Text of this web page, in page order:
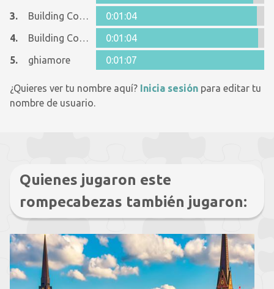
3.
Building Code Guru
0:01:04
4.
Building Code Guru
0:01:04
5.
ghiamore 0:01:07
¿Quieres ver tu nombre aquí? Inicia sesión para editar tu
nombre de usuario.
Quienes jugaron este
rompecabezas también jugaron: